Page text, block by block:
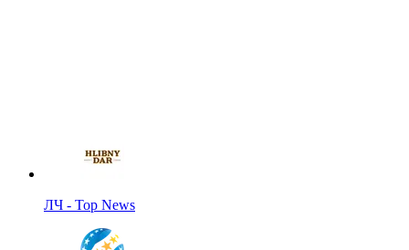
ЛЧ - Top News